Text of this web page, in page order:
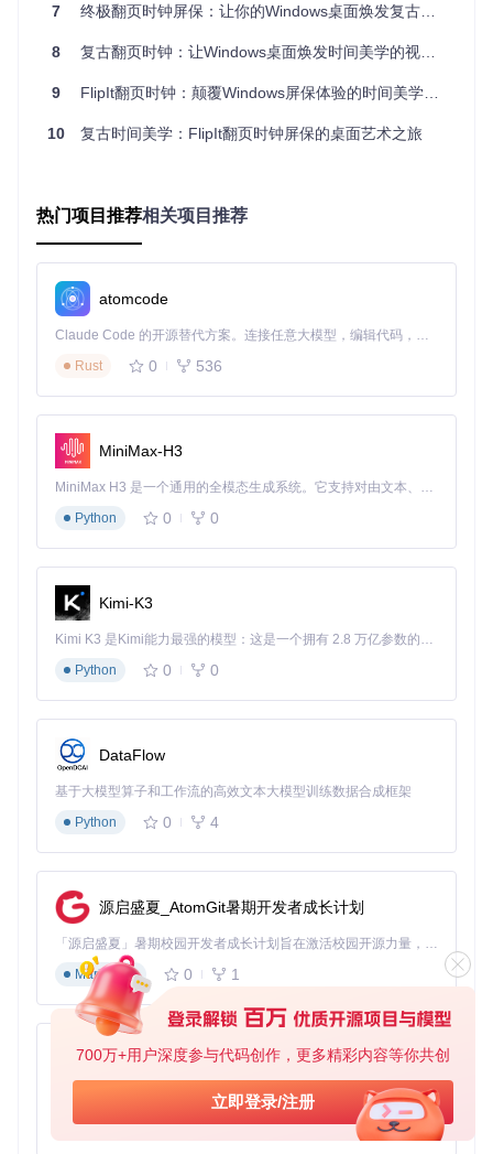
700万+用户深度参与代码创作，更多精彩内容等你共创
立即登录/注册
样式
调整时钟数字的大小和
整体布局
设置
色、透明度
定制时钟的色彩方案
动画
翻页速度、过渡效果
控制数字翻转的动画表
实现原理探秘：翻页效果背后的技术奥秘
核心引擎解析：数字是如何"翻"起来的？
渲染系统架构
FlipIt采用GDI+图形库进行界面渲染，通过双缓冲技术有效消
除了屏幕闪烁问题。程序的渲染逻辑主要集中在
nForm.cs 和相关的屏幕类中，实现了高效的图形绘制流程。
翻页动画实现
的视觉过渡。数字翻转动画采用分阶段渲染策略，通过计算当
前翻转角度和可见区域，实现了接近真实物理翻页的视觉效
果。
时间同步机制
时间，还处理时区转换和夏令时调整，确保时间显示的准确
性。
资源管理优化
FlipIt采用延迟加载技术，仅在需要时初始化资源，有效降低了
内存占用。字体资源通过src/FlipIt/res/目录下的Helvetica字体
文件提供，确保数字显示的一致性和美观度，同时避免了系统
字体依赖问题。
渲染性能提升
多项优化措施：
智能渲染频率控制，根据系统负载动态调整
区域重绘技术，只更新变化的数字区域
定时器精度优化，平衡时间准确性和CPU占用
这些优化使得FlipIt在典型配置下内存占用低于50MB，CPU使
用率在空闲状态下接近0%，渲染帧率稳定维持在30fps。
应用指南：从安装到个性化的全流程
环境配置：如何准备运行环境？
在安装FlipIt之前，需要确保目标系统满足以下要求：
7 终极翻页时钟屏保：让你的Windows桌面焕发复古魅力
8 复古翻页时钟：让Windows桌面焕发时间美学的视觉化工具
9 FlipIt翻页时钟：颠覆Windows屏保体验的时间美学革新工具
10 复古时间美学：FlipIt翻页时钟屏保的桌面艺术之旅
热门项目推荐相关项目推荐
atomcode
Claude Code 的开源替代方案。连接任意大模型，编辑代码，运行命令，自动验证 — 全自动执行。用 Rust 构建，极致性能。 ｜ An open-source alternative to Claude Code. Connect any LLM, edit code, run commands, and verify changes — autonomously. Built in Rust for speed. Get Started
Rust
0 536
MiniMax-H3
MiniMax H3 是一个通用的全模态生成系统。它支持对由文本、图像、视频和音频组成的多模态上下文进行统一理解，并能生成分辨率高达 2K、时长可达 15 秒的带原生立体声音频的视频。得益于面向任务泛化的系统设计，H3 在预训练阶段就已具备广泛的多模态上下文理解与生成能力，能够出色地执行复杂的多模态指令。
Python
0 0
Kimi-K3
Kimi K3 是Kimi能力最强的模型：这是一个拥有 2.8 万亿参数的混合专家（MoE）模型，具备原生视觉理解能力，并支持 100 万 token 的上下文窗口。
Python
0 0
DataFlow
基于大模型算子和工作流的高效文本大模型训练数据合成框架
Python
0 4
源启盛夏_AtomGit暑期开发者成长计划
「源启盛夏」暑期校园开发者成长计划旨在激活校园开源力量，通过积分激励、认证扶持、资源倾斜等形式，引导高校组织和开发者完成「入驻 — 建项目 — 做贡献 — 获认证 — 得资源」的完整闭环。无论你是想带领社团入驻平台的组织者，还是希望用代码贡献证明自己的开发者，都能在这里找到属于你的成长路径。
Markdown
0 1
py-xiaozhi
基于Python的Xiaozhi AI，适用于想要完整Xiaozhi体验而无需拥有专用硬件的用户。
Python
0 1